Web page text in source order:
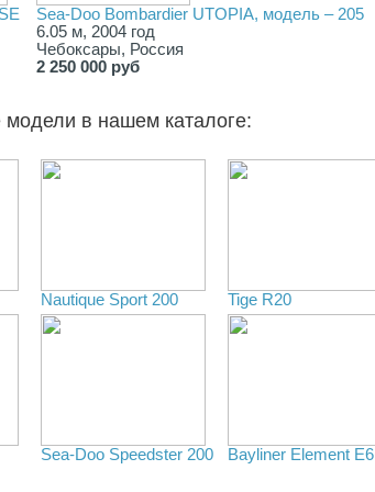
Sea-Doo Bombardier UTOPIA, модель – 205
6.05 м, 2004 год
Чебоксары, Россия
2 250 000 руб
модели в нашем каталоге:
Nautique Sport 200 Tige R20
Sea-Doo Speedster 200 Bayliner Element E6